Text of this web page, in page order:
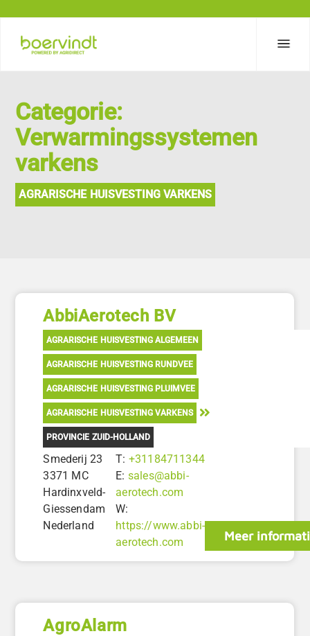
Categorie:
Verwarmingssystemen
varkens
AGRARISCHE HUISVESTING VARKENS
AbbiAerotech BV
AGRARISCHE HUISVESTING ALGEMEEN
AGRARISCHE HUISVESTING RUNDVEE
AGRARISCHE HUISVESTING PLUIMVEE
AGRARISCHE HUISVESTING VARKENS
PROVINCIE ZUID-HOLLAND
Smederij 23
3371 MC
Hardinxveld-
Giessendam
Nederland
T: +31184711344
E: sales@abbi-
aerotech.com
W:
https://www.abbi-
aerotech.com
Meer
AgroAlarm